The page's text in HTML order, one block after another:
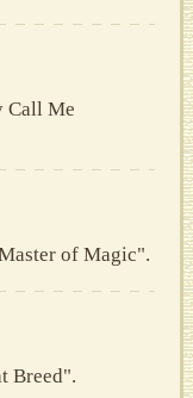
Call Me
of Magic".
Breed".